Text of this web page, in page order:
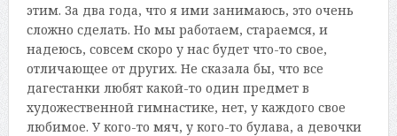
этим. За два года, что я ими занимаюсь, это очень
сложно сделать. Но мы работаем, стараемся, и
надеюсь, совсем скоро у нас будет что-то свое,
отличающее от других. Не сказала бы, что все
дагестанки любят какой-то один предмет в
художественной гимнастике, нет, у каждого свое
любимое. У кого-то мяч, у кого-то булава, а девочки